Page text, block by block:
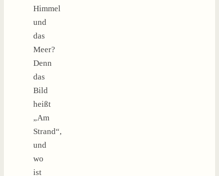
Himmel
und
das
Meer?
Denn
das
Bild
heißt
„Am
Strand“,
und
wo
ist